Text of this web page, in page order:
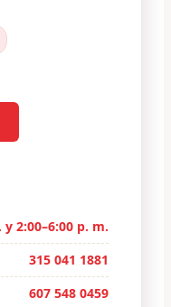
y 2:00–6:00 p. m.
315 041 1881
607 548 0459